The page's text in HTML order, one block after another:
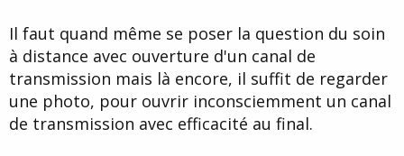
Il faut quand même se poser la question du soin
à distance avec ouverture d'un canal de
transmission mais là encore, il suffit de regarder
une photo, pour ouvrir inconsciemment un canal
de transmission avec efficacité au final.